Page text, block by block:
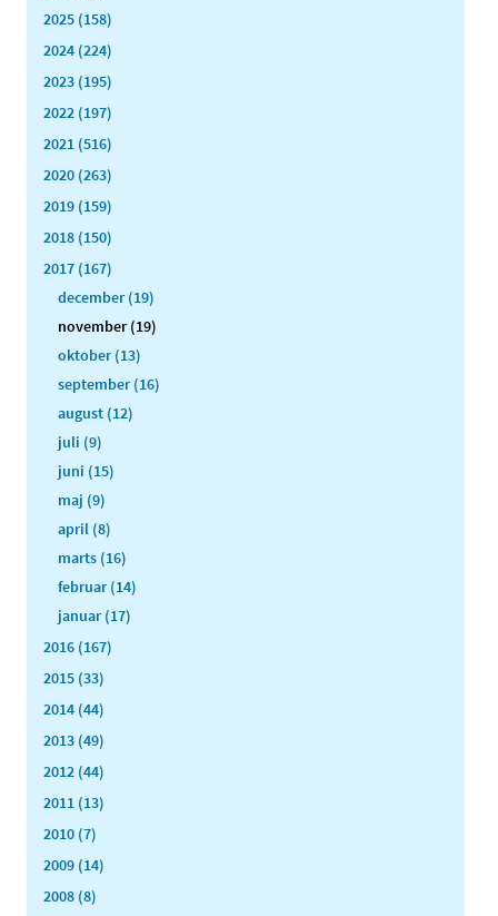
2025 (158)
2024 (224)
2023 (195)
2022 (197)
2021 (516)
2020 (263)
2019 (159)
2018 (150)
2017 (167)
december (19)
november (19)
oktober (13)
september (16)
august (12)
juli (9)
juni (15)
maj (9)
april (8)
marts (16)
februar (14)
januar (17)
2016 (167)
2015 (33)
2014 (44)
2013 (49)
2012 (44)
2011 (13)
2010 (7)
2009 (14)
2008 (8)